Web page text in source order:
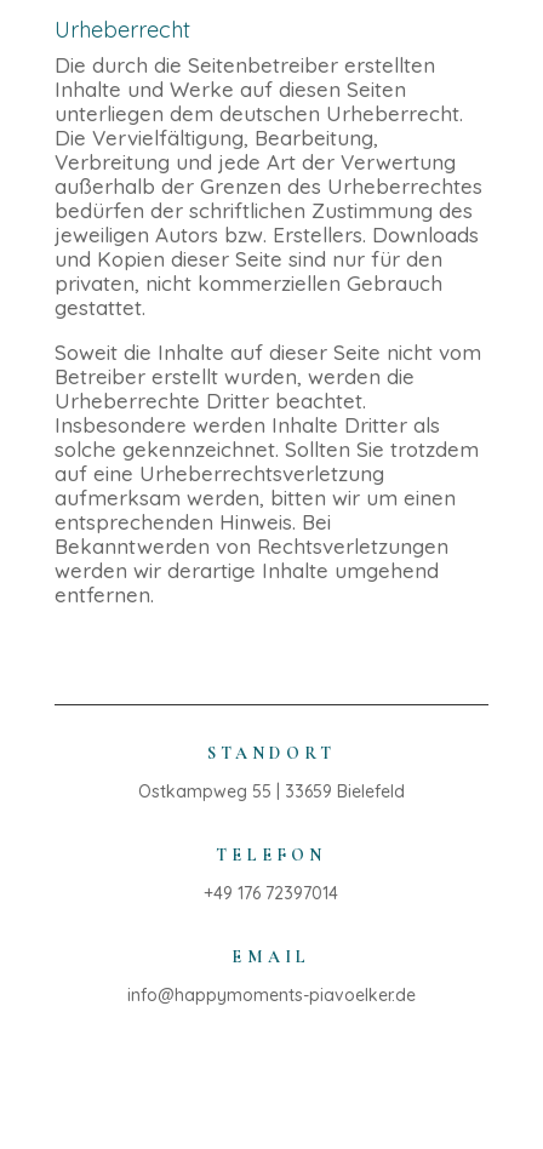
Urheberrecht
Die durch die Seitenbetreiber erstellten
Inhalte und Werke auf diesen Seiten
unterliegen dem deutschen Urheberrecht.
Die Vervielfältigung, Bearbeitung,
Verbreitung und jede Art der Verwertung
außerhalb der Grenzen des Urheberrechtes
bedürfen der schriftlichen Zustimmung des
jeweiligen Autors bzw. Erstellers. Downloads
und Kopien dieser Seite sind nur für den
privaten, nicht kommerziellen Gebrauch
gestattet.
Soweit die Inhalte auf dieser Seite nicht vom
Betreiber erstellt wurden, werden die
Urheberrechte Dritter beachtet.
Insbesondere werden Inhalte Dritter als
solche gekennzeichnet. Sollten Sie trotzdem
auf eine Urheberrechtsverletzung
aufmerksam werden, bitten wir um einen
entsprechenden Hinweis. Bei
Bekanntwerden von Rechtsverletzungen
werden wir derartige Inhalte umgehend
entfernen.
STANDORT
Ostkampweg 55 | 33659 Bielefeld
TELEFON
+49 176 72397014
EMAIL
info@happymoments-piavoelker.de